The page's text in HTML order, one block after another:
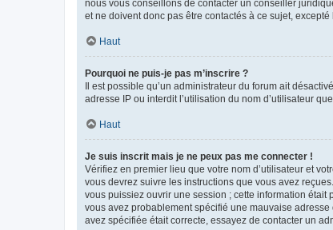
nous vous conseillons de contacter un conseiller
et ne doivent donc pas être contactés à ce sujet,
Haut
Pourquoi ne puis-je pas m’inscrire ?
Il est possible qu’un administrateur du forum ait
adresse IP ou interdit l’utilisation du nom d’utilisateur
Haut
Je suis inscrit mais je ne peux pas me connecter !
Vérifiez en premier lieu que votre nom d’utilisateur et
vous devrez suivre les instructions que vous avez
vous puissiez ouvrir une session ; cette information
vous avez probablement spécifié une mauvaise
avez spécifiée était correcte, essayez de contacter un